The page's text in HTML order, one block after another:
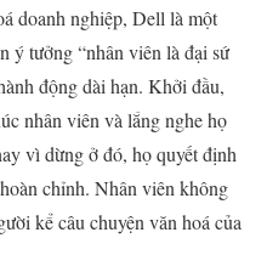
doanh nghiệp, Dell là một
ý tưởng “nhân viên là đại sứ
động dài hạn. Khởi đầu,
nhân viên và lắng nghe họ
vì dừng ở đó, họ quyết định
chỉnh. Nhân viên không
kể câu chuyện văn hoá của